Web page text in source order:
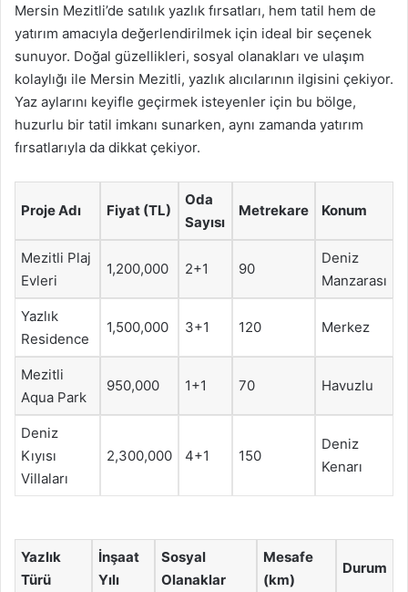
Mersin Mezitli’de satılık yazlık fırsatları, hem tatil hem de
yatırım amacıyla değerlendirilmek için ideal bir seçenek
sunuyor. Doğal güzellikleri, sosyal olanakları ve ulaşım
kolaylığı ile Mersin Mezitli, yazlık alıcılarının ilgisini çekiyor.
Yaz aylarını keyifle geçirmek isteyenler için bu bölge,
huzurlu bir tatil imkanı sunarken, aynı zamanda yatırım
fırsatlarıyla da dikkat çekiyor.
Proje Adı Fiyat (TL)
Oda
Sayısı
Metrekare Konum
Mezitli Plaj
Evleri
1,200,000 2+1 90
Deniz
Manzarası
Yazlık
Residence
1,500,000 3+1 120 Merkez
Mezitli
Aqua Park
950,000 1+1 70 Havuzlu
Deniz
Kıyısı
Villaları
2,300,000 4+1 150
Deniz
Kenarı
Yazlık
Türü
İnşaat
Yılı
Sosyal
Olanaklar
Mesafe
(km)
Durum